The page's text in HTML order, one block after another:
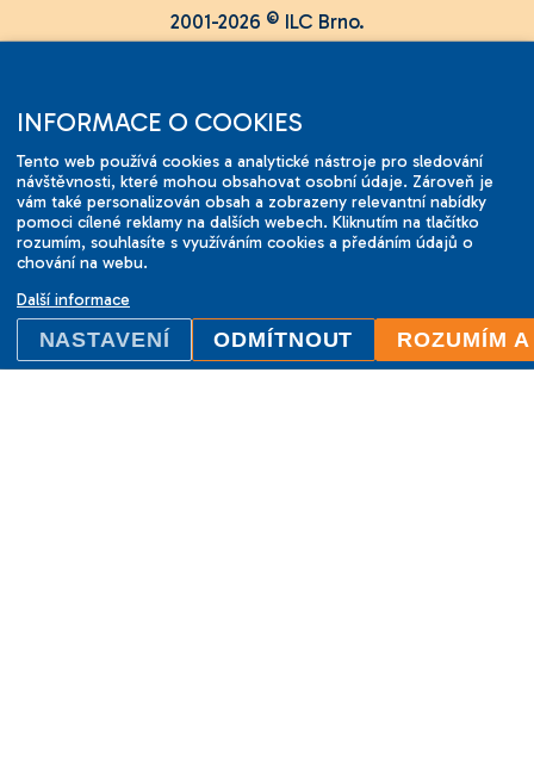
2001-2026 © ILC Brno.
INFORMACE O COOKIES
Tento web používá cookies a analytické nástroje pro sledování
návštěvnosti, které mohou obsahovat osobní údaje. Zároveň je
vám také personalizován obsah a zobrazeny relevantní nabídky
pomoci cílené reklamy na dalších webech. Kliknutím na tlačítko
rozumím, souhlasíte s využíváním cookies a předáním údajů o
chování na webu.
Další informace
NASTAVENÍ ODMÍTNOUT ROZUMÍM